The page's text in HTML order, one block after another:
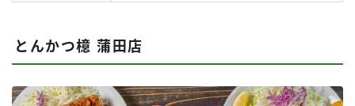
とんかつ檍 蒲田店